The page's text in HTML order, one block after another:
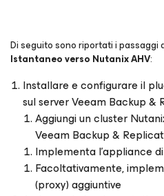
Di seguito sono riportati i passaggi
Istantaneo verso Nutanix AHV:
Installare e configurare il
sul server Veeam Backup &
Aggiungi un cluster
Veeam Backup &
Implementa l’appliance
Facoltativamente,
(proxy) aggiuntive